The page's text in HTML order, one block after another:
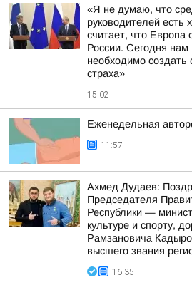
«Я не думаю, что
руководителей есть
считает, что Европа
России. Сегодня нам
необходимо создать
страха»
15:02
Еженедельная
11:57
Ахмед Дудаев:
Председателя
Республики —
культуре и спорту,
Рамзановича
высшего звания
16:35